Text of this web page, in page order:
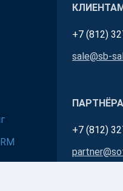
+7 (812)
sale@sb-
+7 (812)